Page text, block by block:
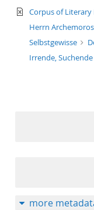
text/xml
Corpus of
Herrn
Selbstgewisse
Irrende,
more